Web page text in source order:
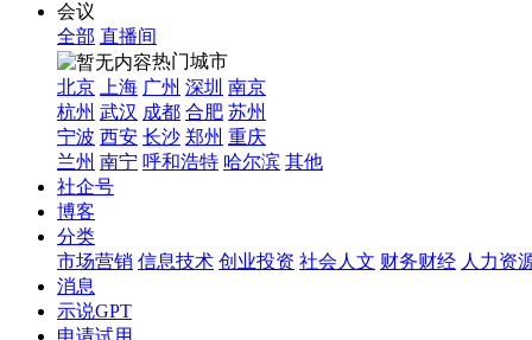
会议
全部 直播间
热门城市
北京
上海 广州 深圳 南京
杭州 武汉 成都 合肥 苏州
宁波 西安 长沙 郑州 重庆
兰州 南宁 呼和浩特 哈尔滨 其他
社企号
博客
分类
市场营销 信息技术 创业投资 社会人文 财务财经 人力资
消息
示说GPT
申请试用